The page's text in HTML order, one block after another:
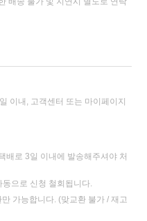
이내, 고객센터 또는 마이페이지
배로 3일 이내에 발송해주셔야 처
으로 신청 철회됩니다.
가능합니다. (맞교환 불가 / 재고